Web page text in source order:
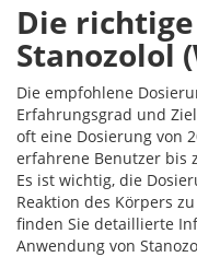
Die
Stanozolol
Die empfohlene
Erfahrungsgrad und
oft eine Dosierung von
erfahrene Benutzer bis
Es ist wichtig, die
Reaktion des Körpers
finden Sie detaillierte
Anwendung von